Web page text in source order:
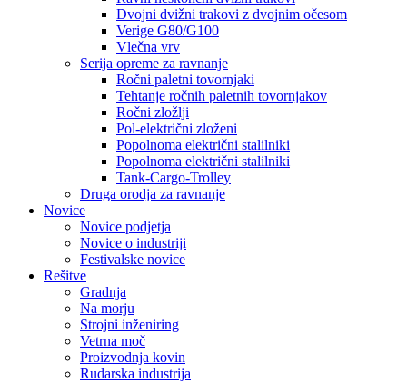
Dvojni dvižni trakovi z dvojnim očesom
Verige G80/G100
Vlečna vrv
Serija opreme za ravnanje
Ročni paletni tovornjaki
Tehtanje ročnih paletnih tovornjakov
Ročni zložlji
Pol-električni zloženi
Popolnoma električni stalilniki
Popolnoma električni stalilniki
Tank-Cargo-Trolley
Druga orodja za ravnanje
Novice
Novice podjetja
Novice o industriji
Festivalske novice
Rešitve
Gradnja
Na morju
Strojni inženiring
Vetrna moč
Proizvodnja kovin
Rudarska industrija